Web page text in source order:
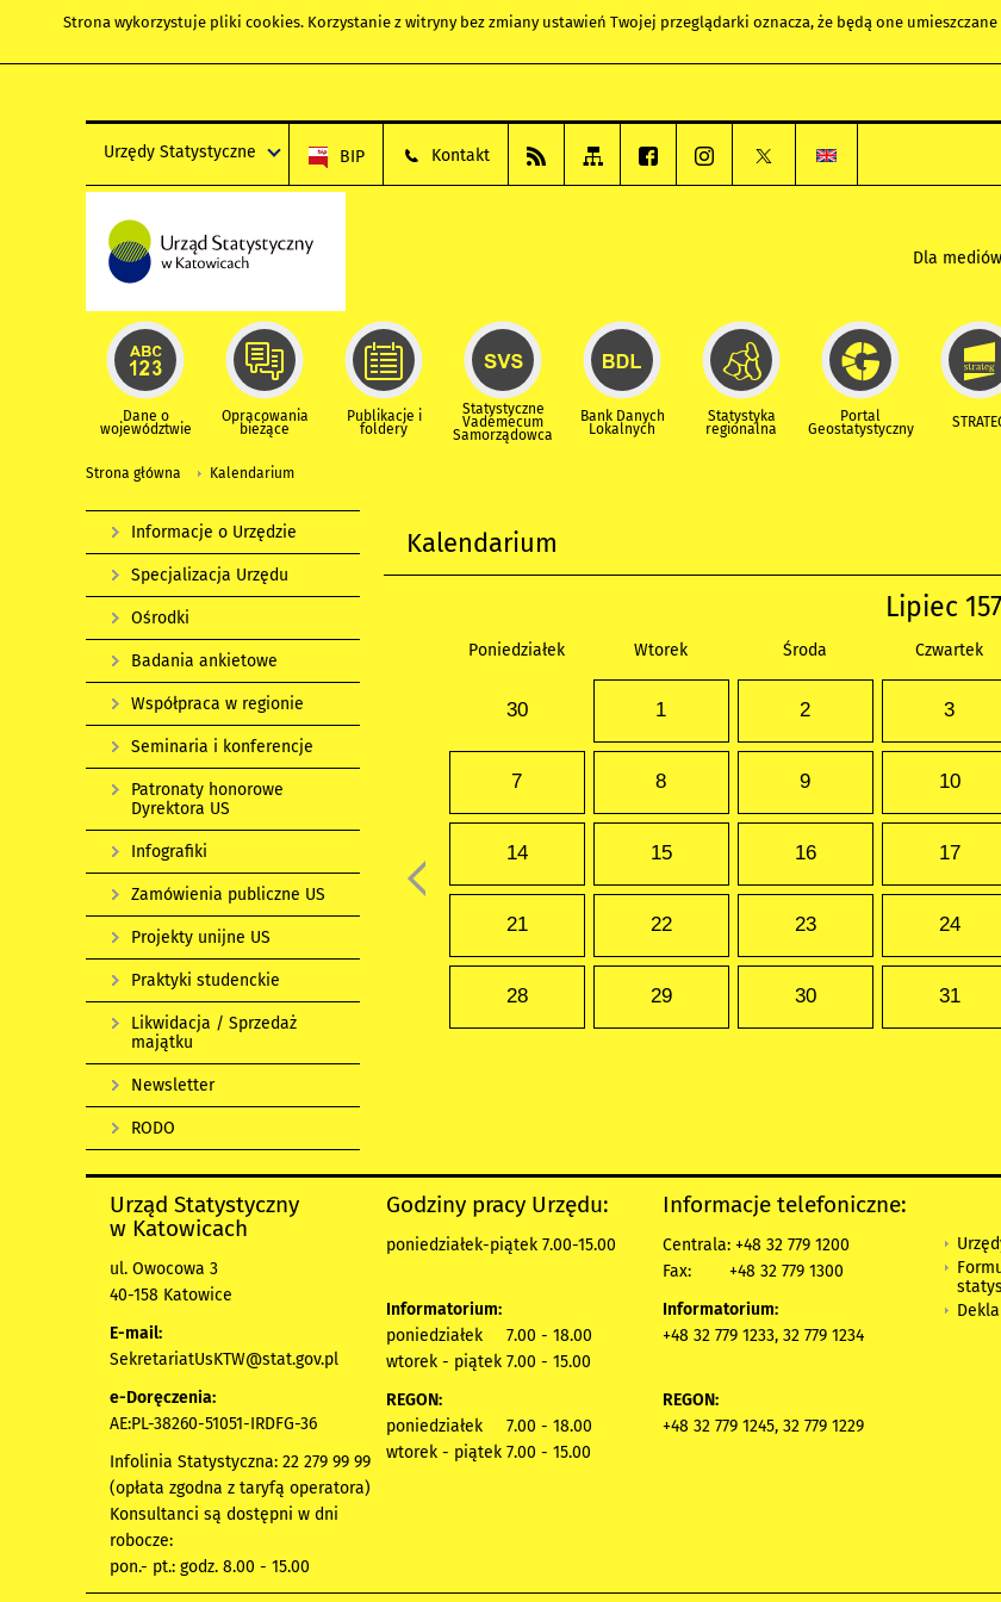
Strona wykorzystuje pliki cookies. Korzystanie z witryny bez zmiany ustawień Twojej przeglądarki oznacza, że będą one
Urzędy Statystyczne BIP Kontakt
Dla mediów
Dane o
województwie
Opracowania
bieżące
Publikacje i
foldery
Statystyczne
Vademecum
Samorządowca
Bank Danych
Lokalnych
Statystyka
regionalna
Portal
Geostatystyczny
Strona główna Kalendarium
Kalendarium
Lipiec
Poniedziałek Wtorek Środa Czwartek
30 1 2 3
7 8 9 10
14 15 16 17
21 22 23 24
28 29 30 31
Informacje o Urzędzie
Specjalizacja Urzędu
Ośrodki
Badania ankietowe
Współpraca w regionie
Seminaria i konferencje
Patronaty honorowe
Dyrektora US
Infografiki
Zamówienia publiczne US
Projekty unijne US
Praktyki studenckie
Likwidacja / Sprzedaż
majątku
Newsletter
RODO
Urząd Statystyczny
w Katowicach
ul. Owocowa 3
40-158 Katowice
E-mail:
SekretariatUsKTW@stat.gov.pl
e-Doręczenia:
AE:PL-38260-51051-IRDFG-36
Infolinia Statystyczna: 22 279 99 99
(opłata zgodna z taryfą operatora)
Konsultanci są dostępni w dni
robocze:
pon.- pt.: godz. 8.00 - 15.00
Godziny pracy Urzędu:
poniedziałek-piątek 7.00-15.00
Informatorium:
poniedziałek 7.00 - 18.00
wtorek - piątek 7.00 - 15.00
REGON:
poniedziałek 7.00 - 18.00
wtorek - piątek 7.00 - 15.00
Informacje telefoniczne:
Centrala: +48 32 779 1200
Fax:
+48 32 779 1300
Informatorium:
+48 32 779 1233, 32 779 1234
REGON:
+48 32 779 1245, 32 779 1229